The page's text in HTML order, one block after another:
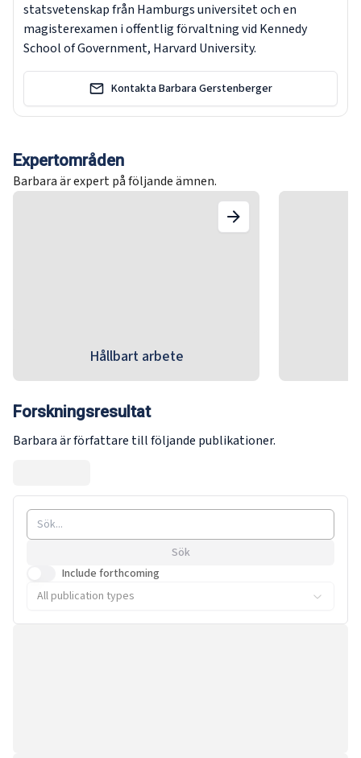
statsvetenskap från Hamburgs universitet och en
magisterexamen i offentlig förvaltning vid Kennedy
School of Government, Harvard University.
Kontakta Barbara Gerstenberger
Expertområden
Barbara är expert på följande ämnen.
Hållbart arbete
Forskningsresultat
Barbara är författare till följande publikationer.
Sök
Include forthcoming
All publication types